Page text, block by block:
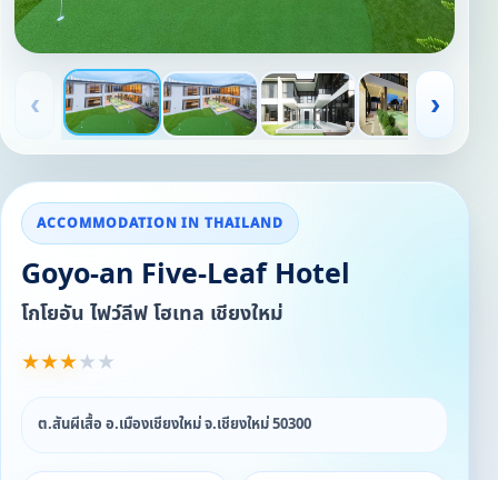
‹ ›
ACCOMMODATION IN THAILAND
Goyo-an Five-Leaf Hotel
โกโยอัน ไฟว์ลีฟ โฮเทล เชียงใหม่
★★★★★
ต.สันผีเสื้อ อ.เมืองเชียงใหม่ จ.เชียงใหม่ 50300